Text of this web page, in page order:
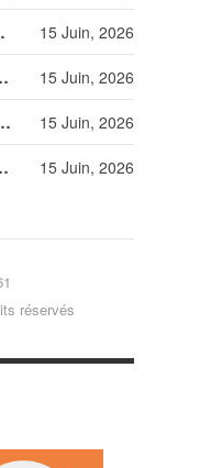
15 Juin, 2026
15 Juin, 2026
15 Juin, 2026
15 Juin, 2026
réservés